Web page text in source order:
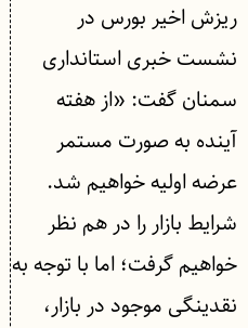
ریزش اخیر بورس در
نشست خبری استانداری
سمنان گفت: «از هفته
آینده به صورت مستمر
عرضه اولیه خواهیم شد.
شرایط بازار را در هم نظر
خواهیم گرفت؛ اما با توجه به
نقدینگی موجود در بازار،